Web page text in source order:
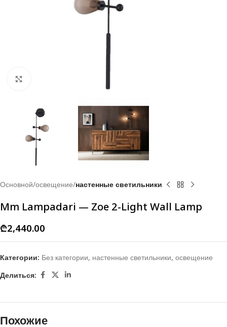
Основной освещение настенные светильники
Mm Lampadari — Zoe 2-Light Wall Lamp
₾2,440.00
Категории: Без категории, настенные светильники, освещение
Делиться:
Похожие